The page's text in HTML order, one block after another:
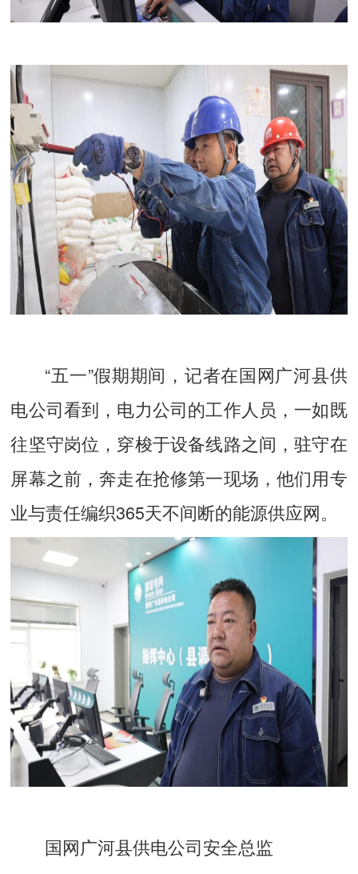
“五一”假期期间，记者在国网广河县供
电公司看到，电力公司的工作人员，一如既
往坚守岗位，穿梭于设备线路之间，驻守在
屏幕之前，奔走在抢修第一现场，他们用专
业与责任编织365天不间断的能源供应网。
国网广河县供电公司安全总监